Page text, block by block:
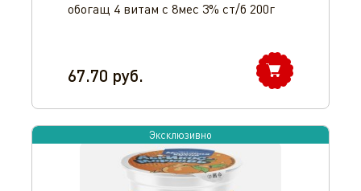
обогащ 4 витам с 8мес 3% ст/б 200г
67.70 руб.
Эксклюзивно